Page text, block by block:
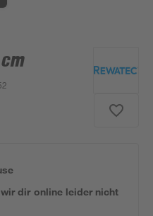
dir online leider nicht